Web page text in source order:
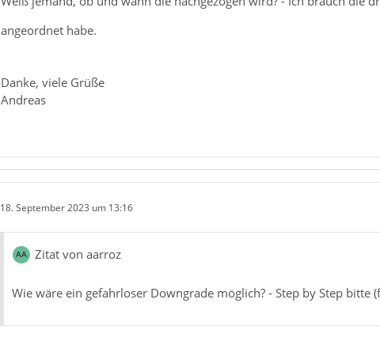
angeordnet habe.
Danke, viele Grüße
Andreas
18. September 2023 um 13:16
Zitat von aarroz
Wie wäre ein gefahrloser Downgrade möglich? - Step by Step bitte